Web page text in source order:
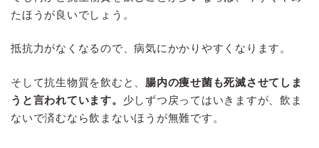
たほうが良いでしょう。
抵抗力がなくなるので、病気にかかりやすくなります。
そして抗生物質を飲むと、 腸内の痩せ菌も死滅させてしま
うと言われています。 少しずつ戻ってはいきますが、飲ま
ないで済むなら飲まないほうが無難です。